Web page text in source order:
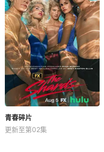
青春碎片
更新至第02集